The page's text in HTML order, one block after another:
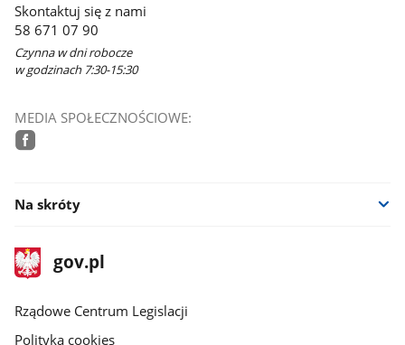
nowym
Skontaktuj się z nami
58 671 07 90
Czynna w dni robocze
w godzinach 7:30-15:30
MEDIA SPOŁECZNOŚCIOWE:
Na skróty
stopka
gov.plStrona
gov.pl
Rządowe Centrum Legislacji
Polityka cookies